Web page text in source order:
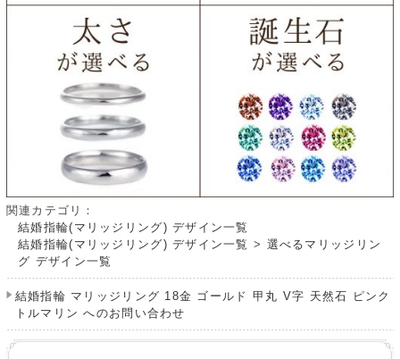
関連カテゴリ：
結婚指輪(マリッジリング) デザイン一覧
結婚指輪(マリッジリング) デザイン一覧 > 選べるマリッジリン
グ デザイン一覧
結婚指輪 マリッジリング 18金 ゴールド 甲丸 V字 天然石 ピンク
トルマリン へのお問い合わせ